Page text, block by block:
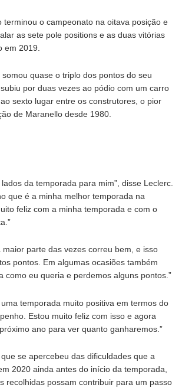
terminou o campeonato na oitava posição e
as sete pole positions e as duas vitórias
em 2019.
quase o triplo dos pontos do seu
por duas vezes ao pódio com um carro
sexto lugar entre os construtores, o pior
de Maranello desde 1980.
da temporada para mim”, disse Leclerc.
que é a minha melhor temporada na
feliz com a minha temporada e com o
maior parte das vezes correu bem, e isso
pontos. Em algumas ocasiões também
como eu queria e perdemos alguns pontos.”
temporada muito positiva em termos do
Estou muito feliz com isso e agora
ano para ver quanto ganharemos.”
se apercebeu das dificuldades que a
2020 ainda antes do início da temporada,
recolhidas possam contribuir para um passo